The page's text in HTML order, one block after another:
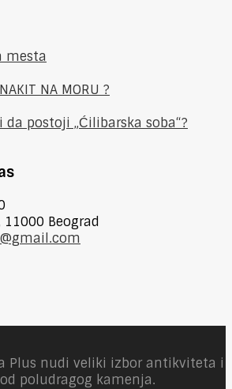
mesta
NA MORU ?
postoji „Ćilibarska soba“?
Beograd
Plus nudi veliki izbor antikviteta i
poludragog kamenja.